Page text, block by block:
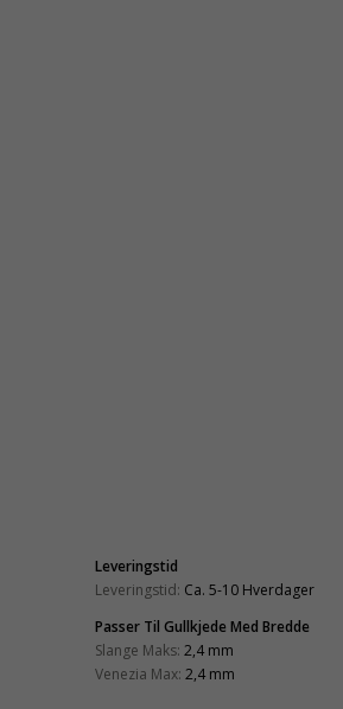
Leveringstid
Leveringstid: Ca. 5-10 Hverdager
Passer Til Gullkjede Med Bredde
Slange Maks: 2,4 mm
Venezia Max: 2,4 mm